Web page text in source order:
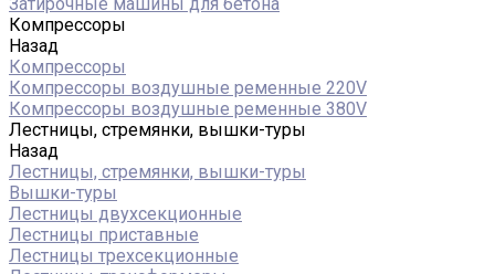
Компрессоры
Назад
Компрессоры
Компрессоры воздушные ременные 220V
Компрессоры воздушные ременные 380V
Лестницы, стремянки, вышки-туры
Назад
Лестницы, стремянки, вышки-туры
Вышки-туры
Лестницы двухсекционные
Лестницы приставные
Лестницы трехсекционные